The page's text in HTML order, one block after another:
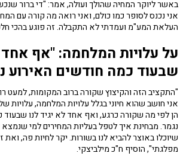
באשר ליוקר המחיה שהולך ועולה, אמר: "די ברור
אני נכנס לסופר כמו כולם, ואני רואה מה קורה עם
העלאת המע"מ ועמדתי לא התקבלה. זה פוגע בהכי
על עלויות המלחמה: "אף אחד
שבעוד כמה חודשים האירוע
"התקציב הזה והקיצוץ שקורה ברוב המקומות, למעט
אני חושב שהוא חיוני בגלל עלויות המלחמה, עלויות
הן לפי מה שקורה כרגע, ואף אחד לא יגיד לנו
נגמר. מבחינת איך לטפל בעליות המחירים למי
שיוכלו באוצר להביא לנו בשורות. יקר לחיות פה,
מפלגתי", הוסיף ח"כ מילביצקי.